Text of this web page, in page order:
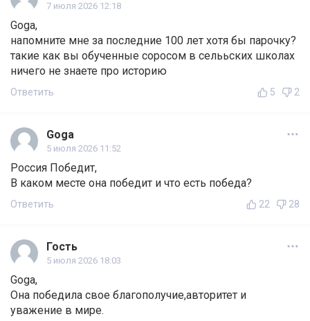
7 июля 2026 12:18
Goga,
напомните мне за последние 100 лет хотя бы парочку?
такие как вы обученные соросом в селььских школах
ничего не знаете про историю
Ответить 5 2
Goga
5 июля 2026 11:52
Россия Победит,
В каком месте она победит и что есть победа?
Ответить 22 28
Гость
5 июля 2026 18:03
Goga,
Она победила свое благополучие,авторитет и
уважение в мире.